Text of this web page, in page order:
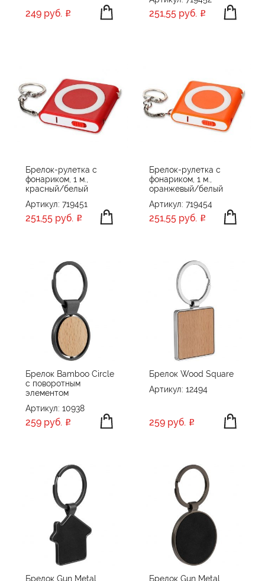
249 руб. 251,55 руб.
Брелок-рулетка с
фонариком, 1 м.,
красный/белый
Артикул: 719451
251,55 руб.
Брелок-рулетка с
фонариком, 1 м.,
оранжевый/белый
Артикул: 719454
251,55 руб.
Брелок Bamboo Circle
с поворотным
элементом
Артикул: 10938
259 руб.
Брелок Wood Square
Артикул: 12494
259 руб.
Брелок Gun Metal
Брелок Gun Metal